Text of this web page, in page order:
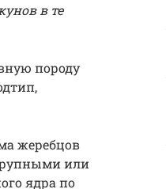
в те
породу
жеребцов
или
ядра по